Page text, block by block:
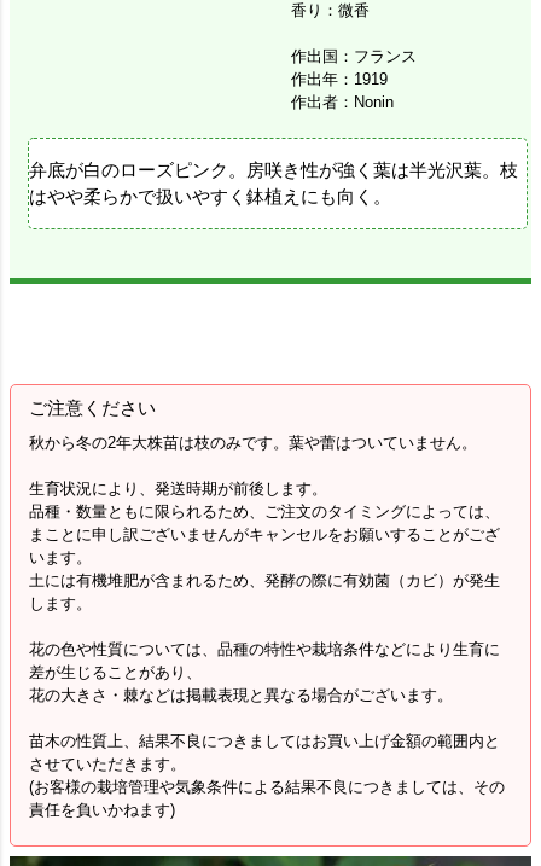
香り：微香
作出国：フランス
作出年：1919
作出者：Nonin
弁底が白のローズピンク。房咲き性が強く葉は半光沢葉。枝
はやや柔らかで扱いやすく鉢植えにも向く。
ご注意ください
秋から冬の2年大株苗は枝のみです。葉や蕾はついていません。
生育状況により、発送時期が前後します。
品種・数量ともに限られるため、ご注文のタイミングによっては、
まことに申し訳ございませんがキャンセルをお願いすることがござ
います。
土には有機堆肥が含まれるため、発酵の際に有効菌（カビ）が発生
します。
花の色や性質については、品種の特性や栽培条件などにより生育に
差が生じることがあり、
花の大きさ・棘などは掲載表現と異なる場合がございます。
苗木の性質上、結果不良につきましてはお買い上げ金額の範囲内と
させていただきます。
(お客様の栽培管理や気象条件による結果不良につきましては、その
責任を負いかねます)